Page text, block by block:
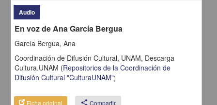
En voz de Rosa Montero
Audio
En voz de Ana García Bergua
García Bergua, Ana
Coordinación de Difusión Cultural, UNAM, Descarga
Cultura.UNAM (Repositorios de la Coordinación de
Difusión Cultural "CulturaUNAM")
Ficha original share Compartir